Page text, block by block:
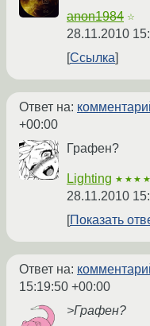
anon1984 ☆
28.11.2010
Ссылка
Ответ на:
+00:00
Графен?
Lighting
28.11.2010
Показать
Ответ на:
15:19:50 +00:00
>Графен?